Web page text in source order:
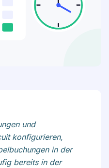
und
konfigurieren,
in der
bereits in der